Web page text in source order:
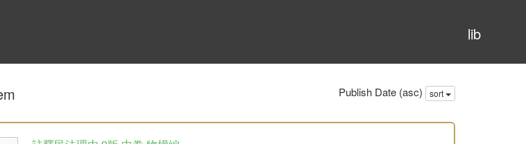
lib
Publish Date (asc) sort